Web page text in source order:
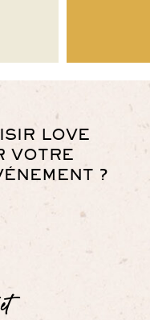
LOVE
VOTRE
?